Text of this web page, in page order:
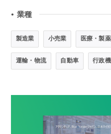
● 業種
製造業 小売業 医療・製薬
運輸・物流 自動車 行政